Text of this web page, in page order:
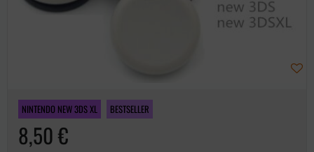
NINTENDO NEW 3DS XL BESTSELLER
8,50 €